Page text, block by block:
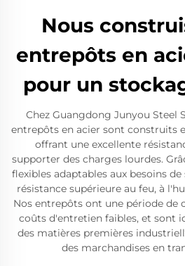
Nous
entrepôts en
pour un
Chez Guangdong Junyou Steel
entrepôts en acier sont construits
offrant une excellente
supporter des charges lourdes.
flexibles adaptables aux besoins
résistance supérieure au feu, à
Nos entrepôts ont une période de
coûts d'entretien faibles, et sont
des matières premières
des marchandises en